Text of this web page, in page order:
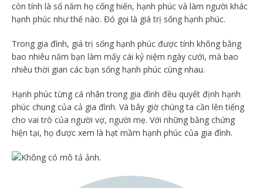
còn tính là số năm họ cống hiến, hạnh phúc và làm người khác
hạnh phúc như thế nào. Đó gọi là giá trị sống hạnh phúc.
Trong gia đình, giá trị sống hạnh phúc được tính không bằng
bao nhiêu năm bạn làm mấy cái kỷ niệm ngày cưới, mà bao
nhiêu thời gian các bạn sống hạnh phúc cùng nhau.
Hạnh phúc từng cá nhân trong gia đình đều quyết định hạnh
phúc chung của cả gia đình. Và bây giờ chúng ta cần lên tiếng
cho vai trò của người vợ, người mẹ. Với những bằng chứng
hiện tại, họ được xem là hạt mầm hạnh phúc của gia đình.